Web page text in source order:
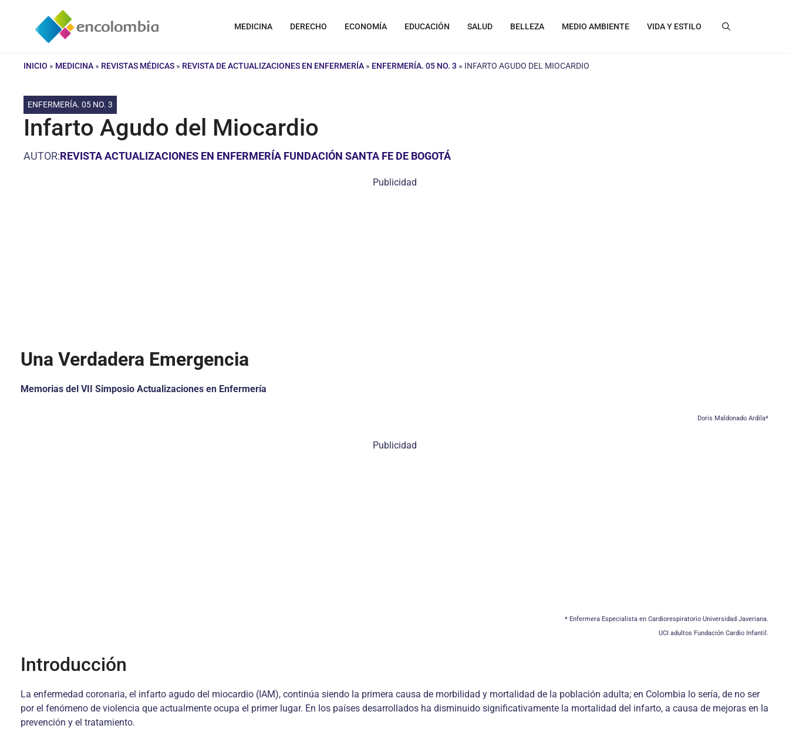
contenido
MEDICINA DERECHO ECONOMÍA EDUCACIÓN SALUD BELLEZA MEDIO AMBIENTE VIDA Y ESTILO
INICIO » MEDICINA » REVISTAS MÉDICAS » REVISTA DE ACTUALIZACIONES EN ENFERMERÍA » ENFERMERÍA. 05 NO. 3 » INFARTO AGUDO DEL MIOCARDIO
ENFERMERÍA. 05 NO. 3
Infarto Agudo del Miocardio
AUTOR:REVISTA ACTUALIZACIONES EN ENFERMERÍA FUNDACIÓN SANTA FE DE BOGOTÁ
Publicidad
Una Verdadera Emergencia
Memorias del VII Simposio Actualizaciones en Enfermería
Doris Maldonado Ardila*
Publicidad
* Enfermera Especialista en Cardiorespiratorio Universidad Javeriana.
UCI adultos Fundación Cardio Infantil.
Introducción
La enfermedad coronaria, el infarto agudo del miocardio (IAM), continúa siendo la primera causa de morbilidad y mortalidad de la población adulta; en Colombia lo sería, de no ser
por el fenómeno de violencia que actualmente ocupa el primer lugar. En los países desarrollados ha disminuido significativamente la mortalidad del infarto, a causa de mejoras en la
prevención y el tratamiento.